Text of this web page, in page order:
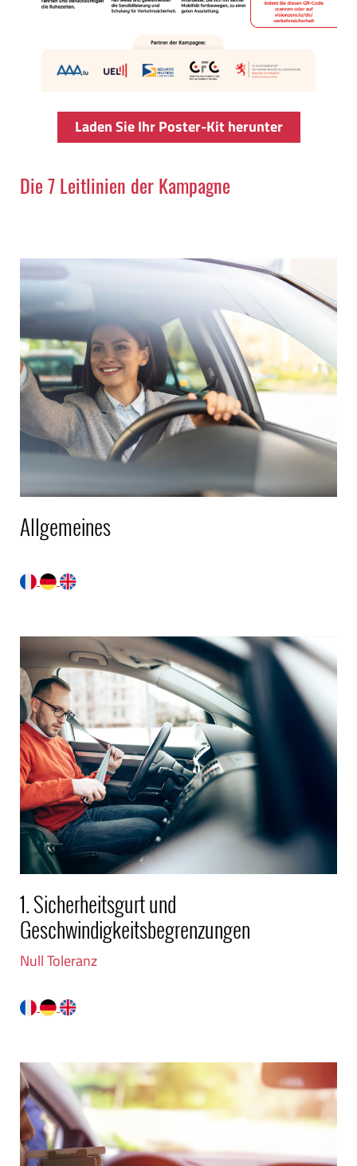
Laden Sie Ihr Poster-Kit herunter
Die 7 Leitlinien der Kampagne
Allgemeines
1. Sicherheitsgurt und
Geschwindigkeitsbegrenzungen
Null Toleranz